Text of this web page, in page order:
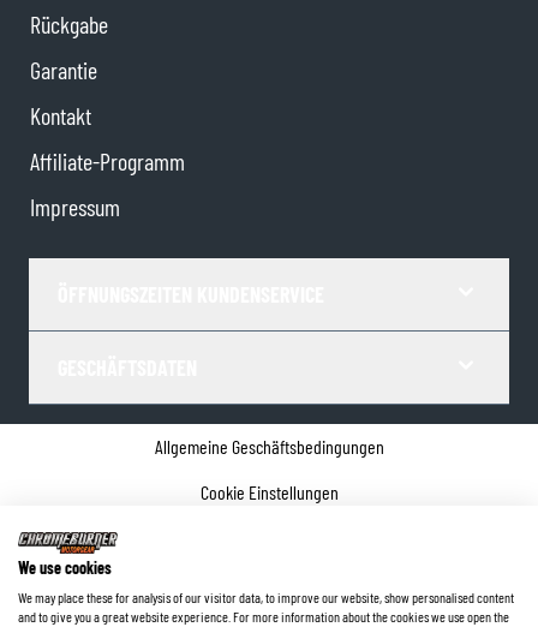
Rückgabe
Garantie
Kontakt
Affiliate-Programm
Impressum
Allgemeine Geschäftsbedingungen
Cookie Einstellungen
We use cookies
We may place these for analysis of our visitor data, to improve our website, show personalised content
and to give you a great website experience. For more information about the cookies we use open the